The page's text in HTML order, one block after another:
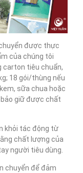
được thực
của chúng tôi
carton tiêu chuẩn,
18 gói/thùng nếu
sữa chua hoặc
giữ được chất
khỏi tác động từ
chất lượng của
người tiêu dùng.
chuyển để đảm